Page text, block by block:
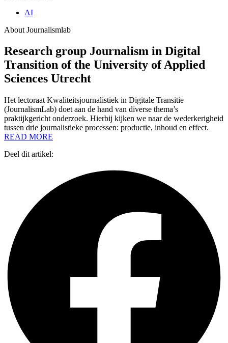
AI
About Journalismlab
Research group Journalism in Digital
Transition of the University of Applied
Sciences Utrecht
Het lectoraat Kwaliteitsjournalistiek in Digitale Transitie
(JournalismLab) doet aan de hand van diverse thema’s
praktijkgericht onderzoek. Hierbij kijken we naar de wederkerigheid
tussen drie journalistieke processen: productie, inhoud en effect.
READ MORE
Deel dit artikel: